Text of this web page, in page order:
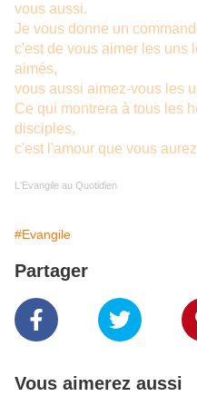
vous aussi.
Je vous donne un
c'est de vous aimer les uns
aimés,
vous aussi aimez-vous les
Ce qui montrera à tous les
disciples,
c'est l'amour que vous
L'Evangile au Quotidien
#Evangile
Partager
Vous aimerez aussi